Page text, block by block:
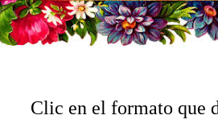
Clic en el formato que